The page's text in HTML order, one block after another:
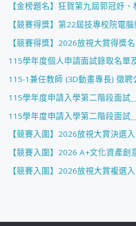
【金榜題名】狂賀第九屆郭冠妤
【競賽得獎】第22屆技專校院電
【競賽得獎】2026放視大賞得獎
115學年度個人申請面試錄取名單
115-1兼任教師 (3D動畫專長) 徵聘
115學年度申請入學第二階段面試
115學年度申請入學第二階段面試
【競賽入圍】2026放視大賞決選
【競賽入圍】2026 A+文化資產
【競賽入圍】2026放視大賞複選